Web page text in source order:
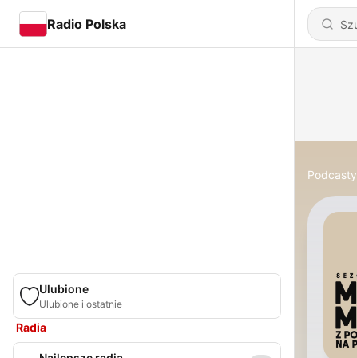
Radio Polska
Ulubione
Ulubione i ostatnie
Radia
Podcasty